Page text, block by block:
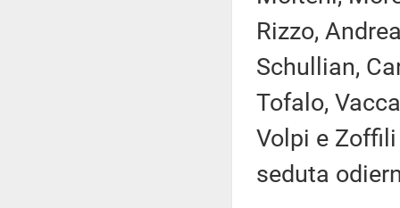
Rizzo,
Schullian,
Tofalo,
Volpi e
seduta